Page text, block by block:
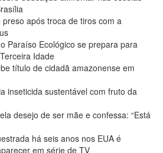
preso após troca de tiros com a
Paraíso Ecológico se prepara para
Idade
título de cidadã amazonense em
inseticida sustentável com fruto da
desejo de ser mãe e confessa: “Está
há seis anos nos EUA é
em série de TV